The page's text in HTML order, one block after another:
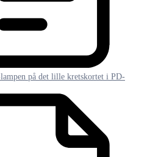
på det lille kretskortet i PD-